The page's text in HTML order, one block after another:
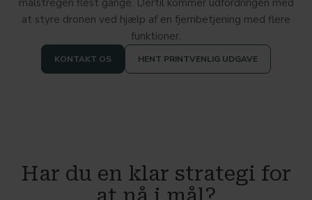
målstregen flest gange. Dertil kommer udfordringen med
at styre dronen ved hjælp af en fjernbetjening med flere
funktioner.
KONTAKT OS HENT PRINTVENLIG UDGAVE
Har du en klar strategi for